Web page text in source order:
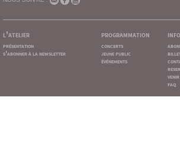
l'atelier
présentation
s'abonner à la newsletter
programmation
concerts
jeune public
événements
venir
faq